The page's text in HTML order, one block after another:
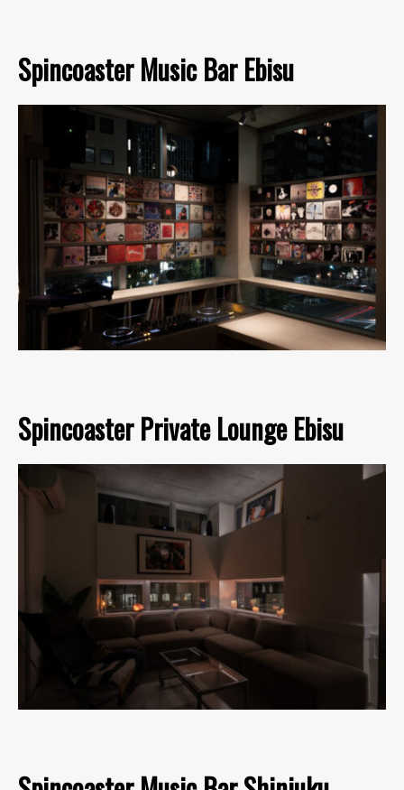
Spincoaster Music Bar Ebisu
Spincoaster Private Lounge Ebisu